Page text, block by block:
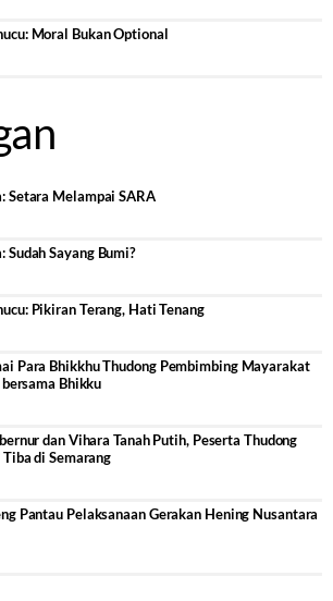
Moral Bukan Optional
Setara Melampai SARA
Sayang Bumi?
Pikiran Terang, Hati Tenang
Para Bhikkhu Thudong Pembimbing Mayarakat
Bhikku
dan Vihara Tanah Putih, Peserta Thudong
di Semarang
Pantau Pelaksanaan Gerakan Hening Nusantara